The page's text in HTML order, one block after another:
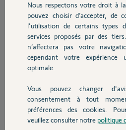
Chauffage
Autres produits
Devis avec un pro
Contact
supprimer le capteur puis de le
Depuis, il transmet correctement les
"Notification Aération" est maintenant
vide, ainsi que les actions. Il m'est
impossible de renommer le scénario,
Lorsque je fais l'action de suppression,
scénarios et il est toujours présent.
Je souhaiterais que le scénario soit de
qu'il soit supprimé pour qu'il me soit à
puisse accepter sa récréation, comme
service du capteur.
Nous respectons votre droit à
pouvez choisir d’accepter, de
l'utilisation de certains types
services proposés par des
n’affectera pas votre
cependant votre expérience
optimale.
Vous pouvez changer
consentement à tout
préférences des cookies.
veuillez consulter notre politique